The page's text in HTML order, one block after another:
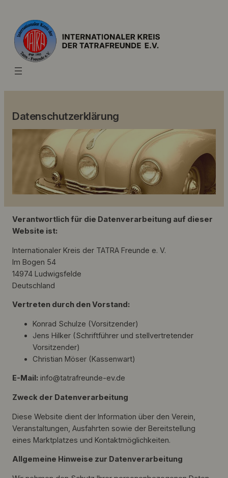
Datenschutzerklärung
Verantwortlich für die Datenverarbeitung auf dieser
Website ist:
Internationaler Kreis der TATRA Freunde e. V.
Im Bogen 54
14974 Ludwigsfelde
Deutschland
Vertreten durch den Vorstand:
Konrad Schulze (Vorsitzender)
Jens Hilker (Schriftführer und stellvertretender
Vorsitzender)
Christian Möser (Kassenwart)
E-Mail: info@tatrafreunde-ev.de
Zweck der Datenverarbeitung
Diese Website dient der Information über den Verein,
Veranstaltungen, Ausfahrten sowie der Bereitstellung
eines Marktplatzes und Kontaktmöglichkeiten.
Allgemeine Hinweise zur Datenverarbeitung